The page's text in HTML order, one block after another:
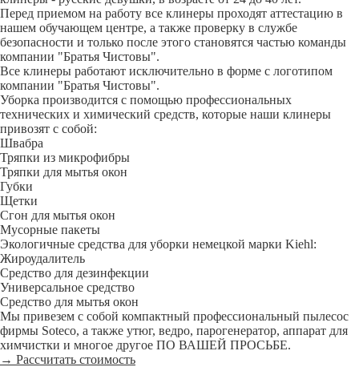
Перед приемом на работу все клинеры проходят аттестацию в
нашем обучающем центре, а также проверку в службе
безопасности и только после этого становятся частью команды
компании "Братья Чистовы".
Все клинеры работают исключительно в форме с логотипом
компании "Братья Чистовы".
Уборка производится с помощью профессиональных
технических и химический средств, которые наши клинеры
привозят с собой:
Швабра
Тряпки из микрофибры
Тряпки для мытья окон
Губки
Щетки
Сгон для мытья окон
Мусорные пакеты
Экологичные средства для уборки немецкой марки Kiehl:
Жироудалитель
Средство для дезинфекции
Универсальное средство
Средство для мытья окон
Мы привезем с собой компактный профессиональный пылесос
фирмы Soteco, а также утюг, ведро, парогенератор, аппарат для
химчистки и многое другое ПО ВАШЕЙ ПРОСЬБЕ.
→ Рассчитать стоимость